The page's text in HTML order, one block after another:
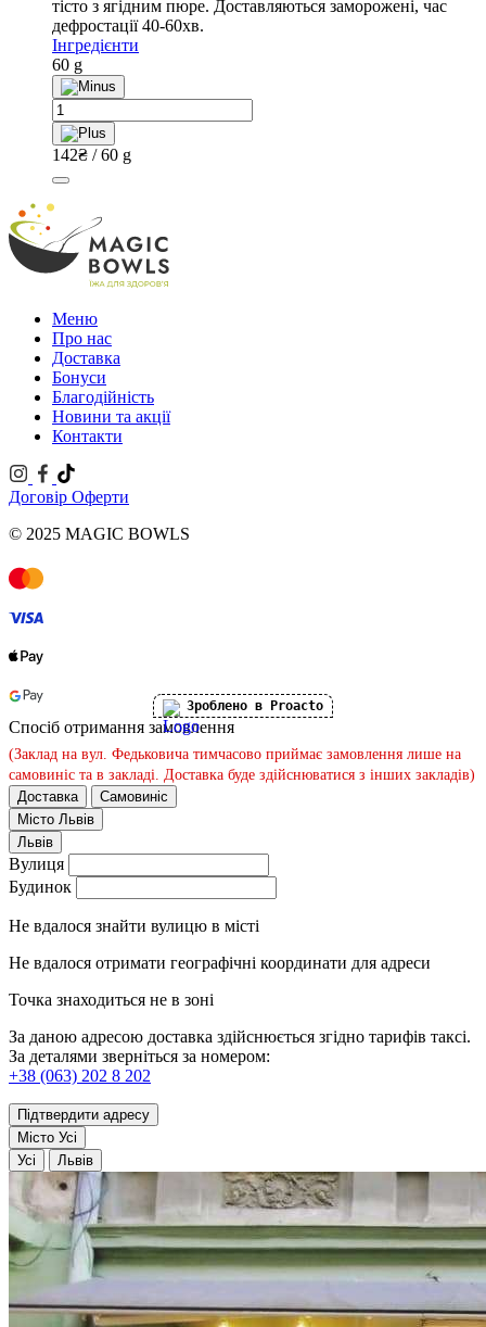
тісто з ягідним пюре. Доставляються заморожені, час
дефростації 40-60хв.
Інгредієнти
60 g
Моті
"Малина
-
полуниця"
quantity
142₴ / 60 g
Меню
Про нас
Доставка
Бонуси
Благодійність
Новини та акції
Контакти
Договір Оферти
© 2025 MAGIC BOWLS
Зроблено в Proacto
Спосіб отримання замовлення
(Заклад на вул. Федьковича тимчасово приймає замовлення лише на
самовиніс та в закладі. Доставка буде здійснюватися з інших закладів)
Доставка
Самовиніс
Місто Львів
Львів
Вулиця
Будинок
Не вдалося знайти вулицю в місті
Не вдалося отримати географічні координати для адреси
Точка знаходиться не в зоні
За даною адресою доставка здійснюється згідно тарифів таксі.
За деталями зверніться за номером:
+38 (063) 202 8 202
Підтвердити адресу
Місто Усі
Усі
Львів